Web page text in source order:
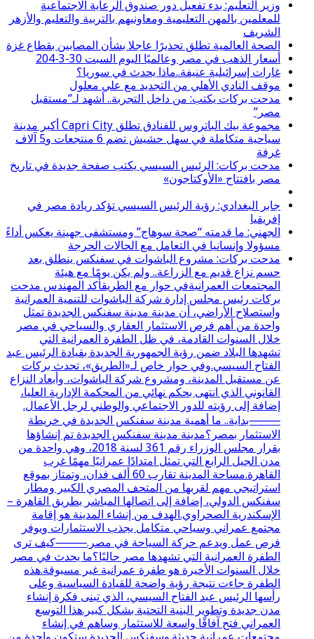
وزير التعليم: بدء تفعيل دور صندوق الرعاية الاجتماعية
للمعلمين بالمهن التعليمية ومعاونيهم بالتربية والتعليم والأزهر
الشريف
الصحة العالمية تطلق تحذيرًا عاجلا بشأن المصابين بقطاع غزة
أسعار الذهب في مصر وعالميًا اليوم السبت 30-3-204
غارات إسرائيلية عنيفة..ماذا يحدث في سوريا؟
موقف النادي الأهلي من التجديد مع علي معلول
مدحت بركات يكتب: من داخل التجربة.. أشهد لـ”مستقبل
مصر”
مجموعة بيك الباتروس للفنادق تطلق Capri City أكبر مدينة
سياحية متكاملة في سهل حشيش تضم 6 منتجعات و5 آلاف
غرفة
مدحت بركات: الرئيس السيسي يكتب صفحة جديدة في تاريخ
مصر بافتتاح «الأوكتاجون»
جابر البغدادي: رؤية الرئيس السيسي تؤكد ريادة مصر في
إفريقيا
الجهني: ما قدمته “صحة سوهاج” ومستشفى جهينة يعكس أداءً
مسؤولا وإنسانيا في التعامل مع الحالات الحرجة
مدحت بركات: مشروع الباشوات في سفنكس ينطلق بعد
حسم نزاع قديم مع الزراعة.. ولم يكن يومًا مع هيئة
المجتمعات العمرانيةفي حوار مع الطريقأكد المهندس مدحت
بركات رئيس مجلس إدارة شركة الباشوات للتنمية العمرانية
واستصلاح الأراضي، أن مدينة مدينة سفنكس الجديدة تمثل
واحدة من أهم فرص الاستثمار العقاري والسياحي في مصر
خلال السنوات القادمة، في ظل الطفرة العمرانية التي
تشهدها البلاد ضمن رؤية الجمهورية الجديدة بقيادة الرئيس عبد
الفتاح السيسي.وفي حوار خاص لـ«الطريق»، تحدث بركات
عن مستقبل المدينة، ومشروع شركة الباشوات، وأبعاد النزاع
القانوني الذي انتهى بحكم نهائي من المحكمة الإدارية العليا،
إضافة إلى رؤيته للدور الاجتماعي والوطني لرجل الأعمال.
⸻بداية.. ما أهمية مدينة سفنكس الجديدة في خريطة
الاستثمار بمصر؟مدينة مدينة سفنكس الجديدة تم إنشاؤها
بقرار مجلس الوزراء رقم 361 لسنة 2018، وهي واحدة من
مدن الجيل الرابع التي تمثل امتدادًا عمرانيًا مهمًا غرب
القاهرة.مساحة المدينة تقارب 60 ألف فدان، وتمتاز بموقع
استراتيجي مهم لقربها من المتحف المصري الكبير ومطار
سفنكس الدولي، إضافة إلى اتصالها المباشر بطريق القاهرة –
الإسكندرية الصحراوي.الهدف من إنشاء المدينة هو إقامة
مجتمع عمراني وسياحي متكامل يجذب الاستثمارات ويوفر
فرص عمل ويدعم حركة السياحة في مصر.⸻كيف ترى
الطفرة العمرانية التي تشهدها مصر حاليًا؟ما يحدث في مصر
خلال السنوات الأخيرة هو طفرة عمرانية غير مسبوقة.هذه
الطفرة جاءت نتيجة رؤية واضحة للقيادة السياسية وعلى
رأسها الرئيس عبد الفتاح السيسي، الذي تبنى فكرة إنشاء
مدن جديدة وتطوير البنية التحتية بشكل كبير.هذا التوسع
العمراني فتح آفاقًا واسعة للاستثمار وساهم في إنشاء